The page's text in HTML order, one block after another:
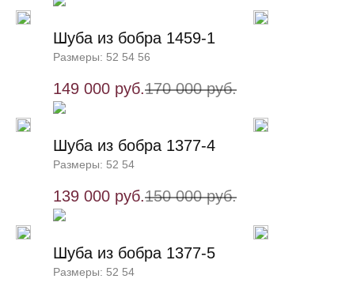
Шуба из бобра 1459-1
Размеры: 52 54 56
149 000 руб.170 000 руб.
Шуба из бобра 1377-4
Размеры: 52 54
139 000 руб.150 000 руб.
Шуба из бобра 1377-5
Размеры: 52 54